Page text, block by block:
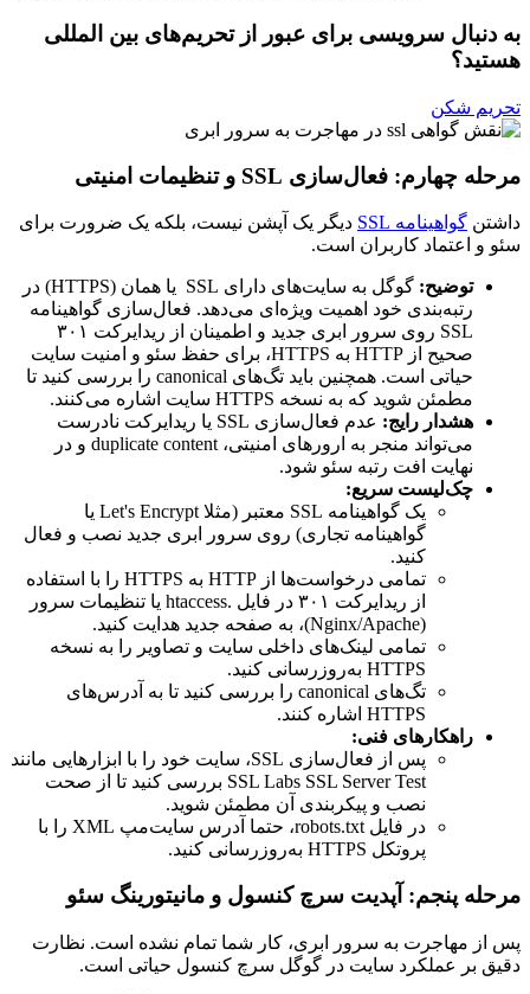
به دنبال سرویسی برای عبور از تحریم‌های بین المللی
هستید؟
تحریم شکن
مرحله چهارم: فعال‌سازی SSL و تنظیمات امنیتی
داشتن گواهینامه SSL
دیگر یک آپشن نیست، بلکه یک ضرورت برای
سئو و اعتماد کاربران است.
توضیح:
گوگل به سایت‌های دارای SSL یا همان (HTTPS) در
رتبه‌بندی خود اهمیت ویژه‌ای می‌دهد. فعال‌سازی گواهینامه
SSL روی سرور ابری جدید و اطمینان از ریدایرکت ۳۰۱
صحیح از HTTP به HTTPS، برای حفظ سئو و امنیت سایت
حیاتی است. همچنین باید تگ‌های canonical را بررسی کنید تا
مطمئن شوید که به نسخه HTTPS سایت اشاره می‌کنند.
هشدار رایج:
عدم فعال‌سازی SSL یا ریدایرکت نادرست
می‌تواند منجر به ارورهای امنیتی، duplicate content و در
نهایت افت رتبه سئو شود.
چک‌لیست سریع:
یک گواهینامه SSL معتبر (مثلا Let's Encrypt یا
گواهینامه تجاری) روی سرور ابری جدید نصب و فعال
کنید.
تمامی درخواست‌ها از HTTP به HTTPS را با استفاده
از ریدایرکت ۳۰۱ در فایل .htaccess یا تنظیمات سرور
(Nginx/Apache)، به صفحه جدید هدایت کنید.
تمامی لینک‌های داخلی سایت و تصاویر را به نسخه
HTTPS به‌روزرسانی کنید.
تگ‌های canonical را بررسی کنید تا به آدرس‌های
HTTPS اشاره کنند.
راهکارهای فنی:
پس از فعال‌سازی SSL، سایت خود را با ابزارهایی مانند
SSL Labs SSL Server Test بررسی کنید تا از صحت
نصب و پیکربندی آن مطمئن شوید.
در فایل robots.txt، حتما آدرس سایت‌مپ XML را با
پروتکل HTTPS به‌روزرسانی کنید.
مرحله پنجم: آپدیت سرچ کنسول و مانیتورینگ سئو
پس از مهاجرت به سرور ابری، کار شما تمام نشده است. نظارت
دقیق بر عملکرد سایت در گوگل سرچ کنسول حیاتی است.